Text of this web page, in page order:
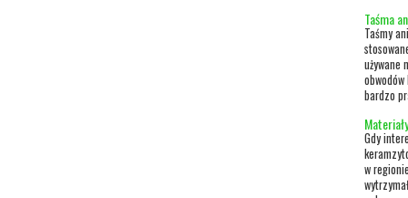
Taśma
Taśmy
używane
bardzo
Gdy
w